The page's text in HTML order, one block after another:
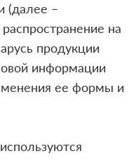
(далее –
на
продукции
информации
ее формы и